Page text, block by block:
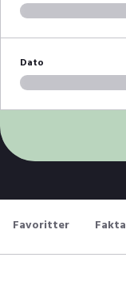
Dato
Favoritter Fakta